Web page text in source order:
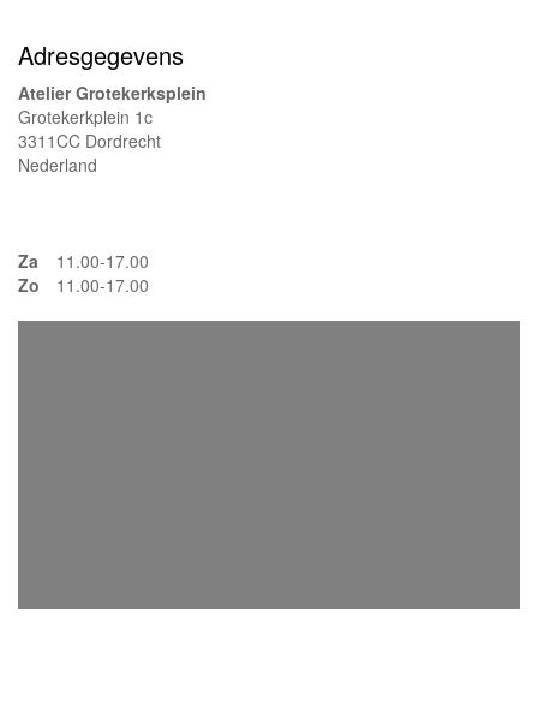
Adresgegevens
Atelier Grotekerksplein
Grotekerkplein 1c
3311CC Dordrecht
Nederland
Za
11.00-17.00
Zo
11.00-17.00